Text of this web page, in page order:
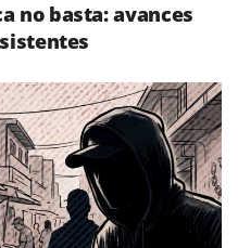
no basta: avances